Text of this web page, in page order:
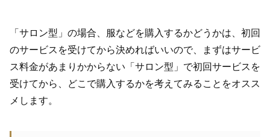
「サロン型」の場合、服などを購入するかどうかは、初回
のサービスを受けてから決めればいいので、まずはサービ
ス料金があまりかからない「サロン型」で初回サービスを
受けてから、どこで購入するかを考えてみることをオスス
メします。